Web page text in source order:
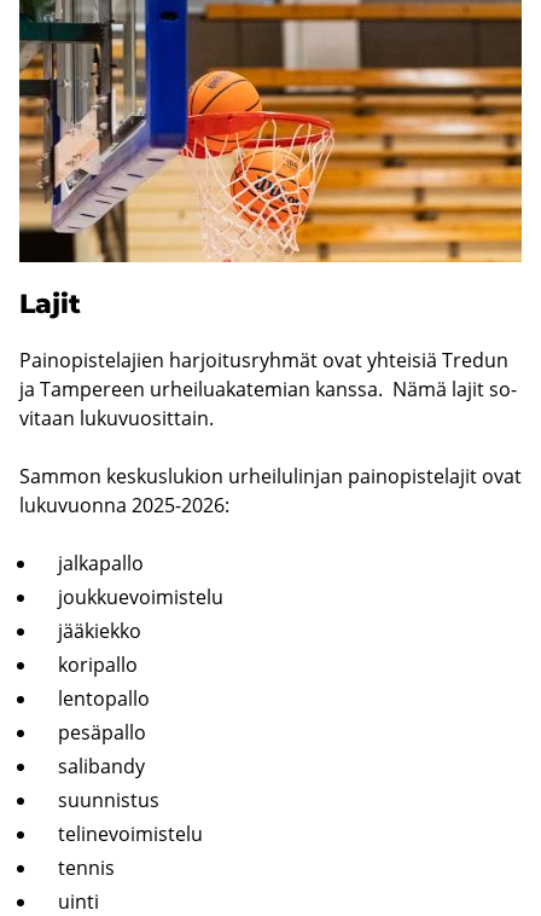
Lajit
Pain­opis­te­la­jien har­joi­tus­ryh­mät ovat yh­tei­siä Tre­dun
ja Tam­pe­reen ur­hei­lua­ka­te­mian kans­sa. Nämä lajit so­
vi­taan lu­ku­vuo­sit­tain.
Sam­mon kes­kus­lu­kion ur­hei­lu­lin­jan pain­opis­te­la­jit ovat
lu­ku­vuon­na 2025-2026:
jal­ka­pal­lo
jouk­kue­voi­mis­te­lu
jää­kiek­ko
ko­ri­pal­lo
len­to­pal­lo
pe­sä­pal­lo
sa­li­ban­dy
suun­nis­tus
te­li­ne­voi­mis­te­lu
ten­nis
uinti